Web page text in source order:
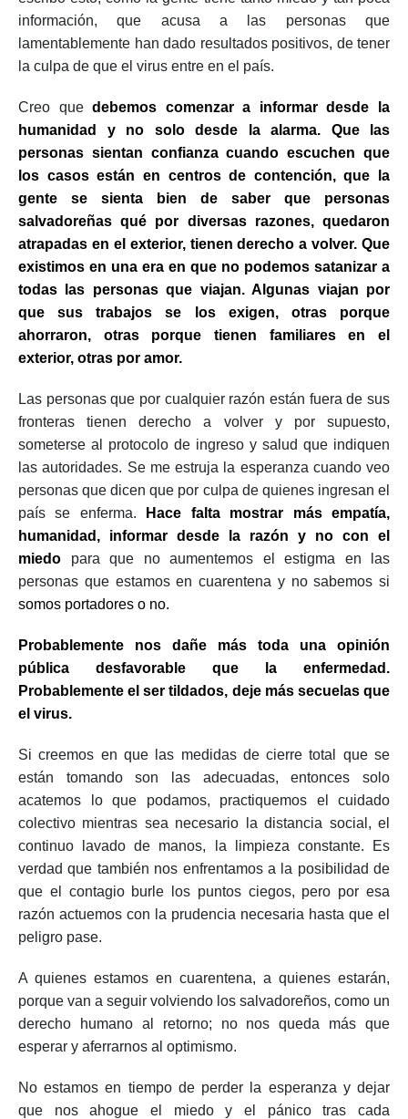
información, que acusa a las personas que
lamentablemente han dado resultados positivos, de tener
la culpa de que el virus entre en el país.
Creo quedebemos comenzar a informar desde la
humanidad y no solo desde la alarma. Que las
personas sientan confianza cuando escuchen que
los casos están en centros de contención, que la
gente se sienta bien de saber que personas
salvadoreñas qué por diversas razones, quedaron
atrapadas en el exterior, tienen derecho a volver. Que
existimos en una era en que no podemos satanizar a
todas las personas que viajan.Algunas viajan por
que sus trabajos se los exigen, otras porque
ahorraron, otras porque tienen familiares en el
exterior, otras por amor.
Las personas que por cualquier razón están fuera de sus
fronteras tienen derecho a volver y por supuesto,
someterse al protocolo de ingreso y salud que indiquen
las autoridades. Se me estruja la esperanza cuando veo
personas que dicen que por culpa de quienes ingresan el
país se enferma.
Hace falta mostrar más empatía,
humanidad, informar desde la razón y no con el
miedo
para que no aumentemos el estigma en las
personas que estamos en cuarentena y no sabemos si
somos portadores o no.
Probablemente nos dañe más toda una opinión
pública desfavorable que la enfermedad.
Probablemente el ser tildados, deje más secuelas que
el virus.
Si creemos en que las medidas de cierre total que se
están tomando son las adecuadas, entonces solo
acatemos lo que podamos, practiquemos el cuidado
colectivo mientras sea necesario la distancia social, el
continuo lavado de manos, la limpieza constante.
Es
verdad que también nos enfrentamos a la posibilidad de
que el contagio burle los puntos ciegos, pero por esa
razón actuemos con la prudencia necesaria hasta que el
peligro pase.
A quienes estamos en cuarentena, a quienes estarán,
porque van a seguir volviendo los salvadoreños, como un
derecho humano al retorno; no nos queda más que
esperar y aferrarnos al optimismo.
No estamos en tiempo de perder la esperanza y dejar
que nos ahogue el miedo y el pánico tras cada